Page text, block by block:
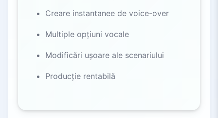
Creare instantanee de voice-over
Multiple opțiuni vocale
Modificări ușoare ale scenariului
Producție rentabilă